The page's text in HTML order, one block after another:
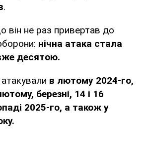
.
він не раз привертав до
нічна атака стала
десятою.
в лютому 2024-го,
березні, 14 і 16
2025-го, а також у